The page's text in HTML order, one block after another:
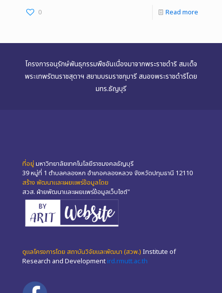
0 Read more
โครงการอนุรักษ์พันธุกรรมพืชอันเนื่องมาจากพระราชดำริ สมเด็จ
พระเทพรัตนราชสุดาฯ สยามบรมราชกุมารี สนองพระราชดำริโดย
มทร.ธัญบุรี
ที่อยู่ มหาวิทยาลัยเทคโนโลยีราชมงคลธัญบุรี
39 หมู่ที่ 1 ตำบลคลองหก อำเภอคลองหลวง จังหวัดปทุมธานี 12110
สร้าง พัฒนาและเผยแพร่ข้อมูลโดย
สวส. ฝ่ายพัฒนาและเผยแพร่ข้อมูลเว็บไซต์"
ดูแลโครงการโดย สถาบันวิจัยและพัฒนา (สวพ.) Institute of
Research and Development ird.rmutt.ac.th